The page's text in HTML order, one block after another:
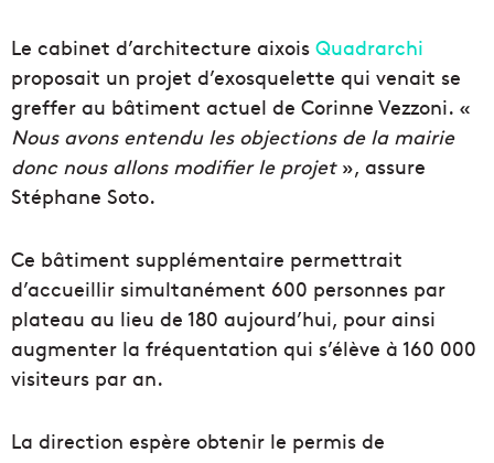
Le cabinet d’architecture aixois Quadrarchi
proposait un projet d’exosquelette qui venait se
greffer au bâtiment actuel de Corinne Vezzoni. «
Nous avons entendu les objections de la mairie
donc nous allons modifier le projet», assure
Stéphane Soto.
Ce bâtiment supplémentaire permettrait
d’accueillir simultanément 600 personnes par
plateau au lieu de 180 aujourd’hui, pour ainsi
augmenter la fréquentation qui s’élève à 160 000
visiteurs par an.
La direction espère obtenir le permis de